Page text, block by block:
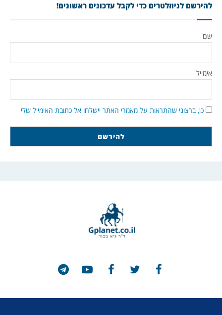
להירשם לניוזלטרים כדי לקבל עדכונים ראשונים!
שם
אימייל
כן, ברצוני שהתראות על מאמרי האתר יישלחו אל כתובת האימייל שלי